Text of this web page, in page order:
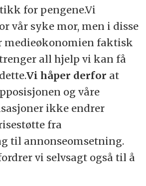
for pengene.Vi
vår syke mor, men i disse
medieøkonomien faktisk
all hjelp vi kan få
Vi håper derfor at
og våre
ikke endrer
fra
til annonseomsetning.
vi selvsagt også til å